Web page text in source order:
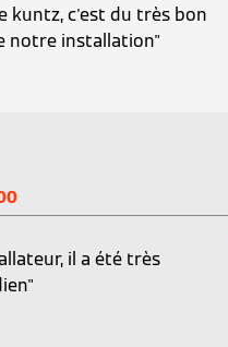
kuntz, c'est du très bon
notre installation"
il a été très